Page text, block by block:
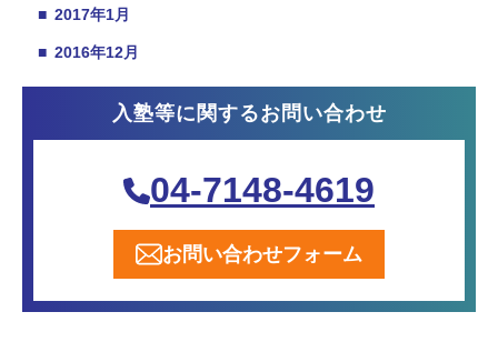
■ 2017年1月
■ 2016年12月
入塾等に関するお問い合わせ
04-7148-4619
お問い合わせフォーム